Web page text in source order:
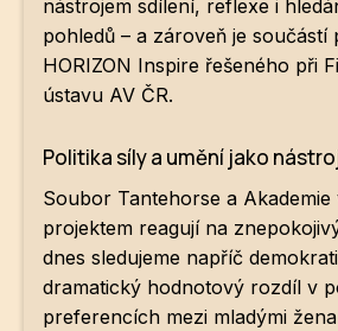
nástrojem sdílení, reflexe i
pohledů – a zároveň je součástí
HORIZON Inspire řešeného při
ústavu AV ČR.
Politika síly a umění jako
Soubor Tantehorse a Akademie
projektem reagují na
dnes sledujeme napříč
dramatický hodnotový rozdíl v
preferencích mezi mladými